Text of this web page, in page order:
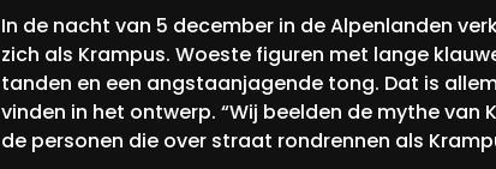
In de nacht van 5 december in de Alpenlanden
zich als Krampus. Woeste figuren met lange
tanden en een angstaanjagende tong. Dat is
vinden in het ontwerp. “Wij beelden de mythe van
de personen die over straat rondrennen als